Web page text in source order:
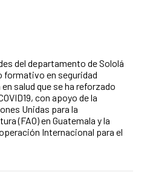
news item
del departamento de Sololá
formativo en seguridad
salud que se ha reforzado
con apoyo de la
Unidas para la
(FAO) en Guatemala y la
Internacional para el